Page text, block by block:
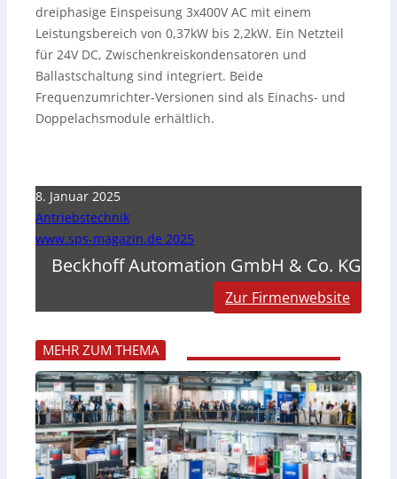
dreiphasige Einspeisung 3x400V AC mit einem
Leistungsbereich von 0,37kW bis 2,2kW. Ein Netzteil
für 24V DC, Zwischenkreiskondensatoren und
Ballastschaltung sind integriert. Beide
Frequenzumrichter-Versionen sind als Einachs- und
Doppelachsmodule erhältlich.
8. Januar 2025
Antriebstechnik
www.sps-magazin.de 2025
Beckhoff Automation GmbH & Co. KG
Zur Firmenwebsite
MEHR ZUM THEMA